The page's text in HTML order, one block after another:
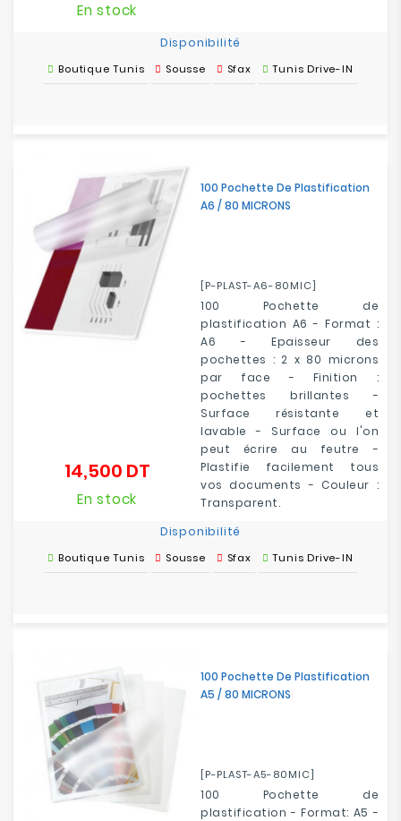
En stock
Disponibilité
Boutique Tunis Sousse Sfax Tunis Drive-IN
100 Pochette De Plastification
A6 / 80 MICRONS
[P-PLAST-A6-80MIC]
100 Pochette de
plastification A6 - Format :
A6 - Epaisseur des
pochettes : 2 x 80 microns
par face - Finition :
pochettes brillantes -
Surface résistante et
lavable - Surface ou l'on
peut écrire au feutre -
Plastifie facilement tous
vos documents - Couleur :
Transparent.
14,500 DTPrix
En stock
Disponibilité
Boutique Tunis Sousse Sfax Tunis Drive-IN
100 Pochette De Plastification
A5 / 80 MICRONS
[P-PLAST-A5-80MIC]
100 Pochette de
plastification - Format: A5 -